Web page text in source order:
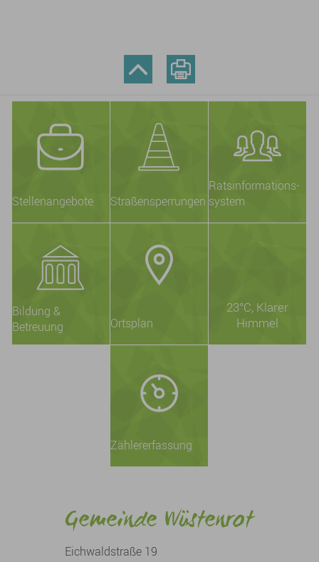
Stellenangebote Straßensperrungen
Ratsinformations-
system
Bildung &
Betreuung
Ortsplan
23°C, Klarer
Himmel
Zählererfassung
Gemeinde Wüstenrot
Eichwaldstraße 19